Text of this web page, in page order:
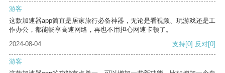
游客
这款加速器app简直是居家旅行必备神器，无论是看视频、玩游戏还是工
作办公，都能畅享高速网络，再也不用担心网速卡顿了。
2024-08-04
支持[0] 反对[0]
游客